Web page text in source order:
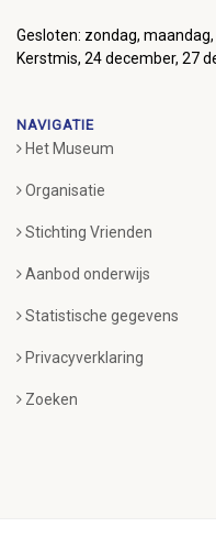
Gesloten: zondag,
Kerstmis, 24 december, 27
NAVIGATIE
Het Museum
Organisatie
Stichting Vrienden
Aanbod onderwijs
Statistische gegevens
Privacyverklaring
Zoeken